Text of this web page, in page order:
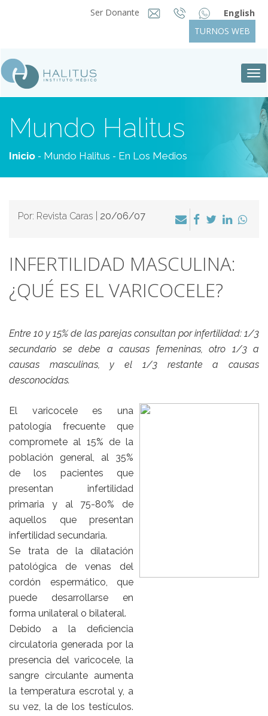
Ser Donante
English
TURNOS WEB
Mundo Halitus
Inicio - Mundo Halitus - En Los Medios
Por: Revista Caras | 20/06/07
INFERTILIDAD MASCULINA:
¿QUÉ ES EL VARICOCELE?
Entre 10 y 15% de las parejas consultan por infertilidad: 1/3
secundario se debe a causas femeninas, otro 1/3 a
causas masculinas, y el 1/3 restante a causas
desconocidas.
El varicocele es una
patología frecuente que
compromete al 15% de la
población general, al 35%
de los pacientes que
presentan infertilidad
primaria y al 75-80% de
aquellos que presentan
infertilidad secundaria.
Se trata de la dilatación
patológica de venas del
cordón espermático, que
puede desarrollarse en
forma unilateral o bilateral.
Debido a la deficiencia
circulatoria generada por la
presencia del varicocele, la
sangre circulante aumenta
la temperatura escrotal y, a
su vez, la de los testículos.